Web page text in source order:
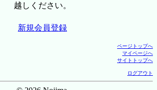
越しください。
新規会員登録
ページトップへ
マイページへ
サイトトップへ
ログアウト